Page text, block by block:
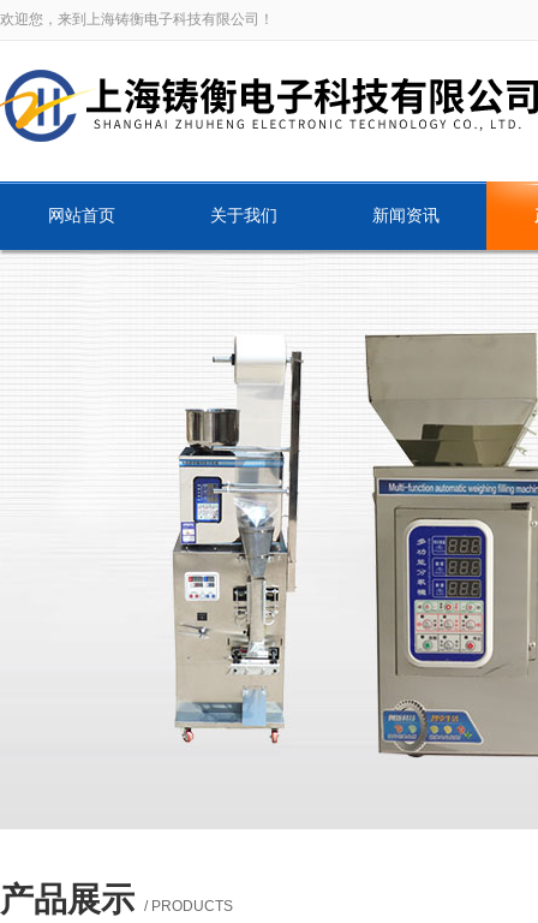
欢迎您，来到上海铸衡电子科技有限公司！
网站首页 关于我们 新闻资讯
产品展示 / PRODUCTS